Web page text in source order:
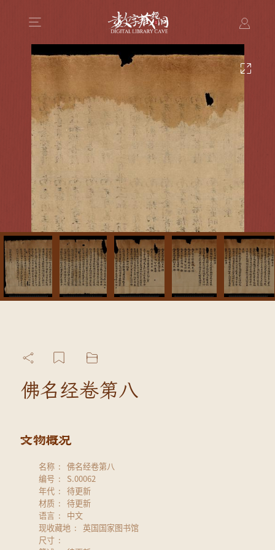
佛名经卷第八
名称
佛名经卷第八
编号
S.00062
年代
待更新
材质
待更新
语言
中文
现收藏地
英国国家图书馆
尺寸